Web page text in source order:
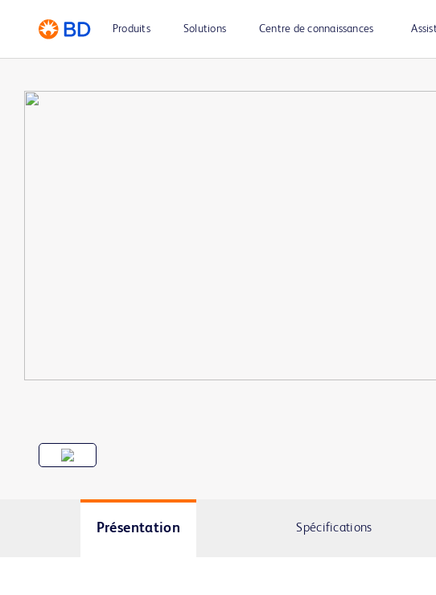
Produits Solutions Centre de connaissances
Présentation Spécifications